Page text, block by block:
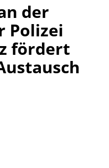
der
Polizei
fördert